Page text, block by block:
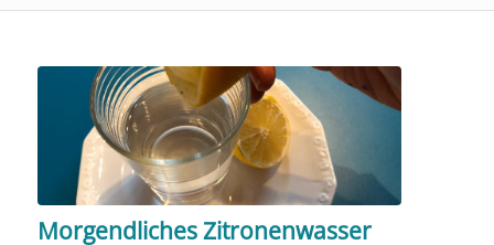
Morgendliches Zitronenwasser